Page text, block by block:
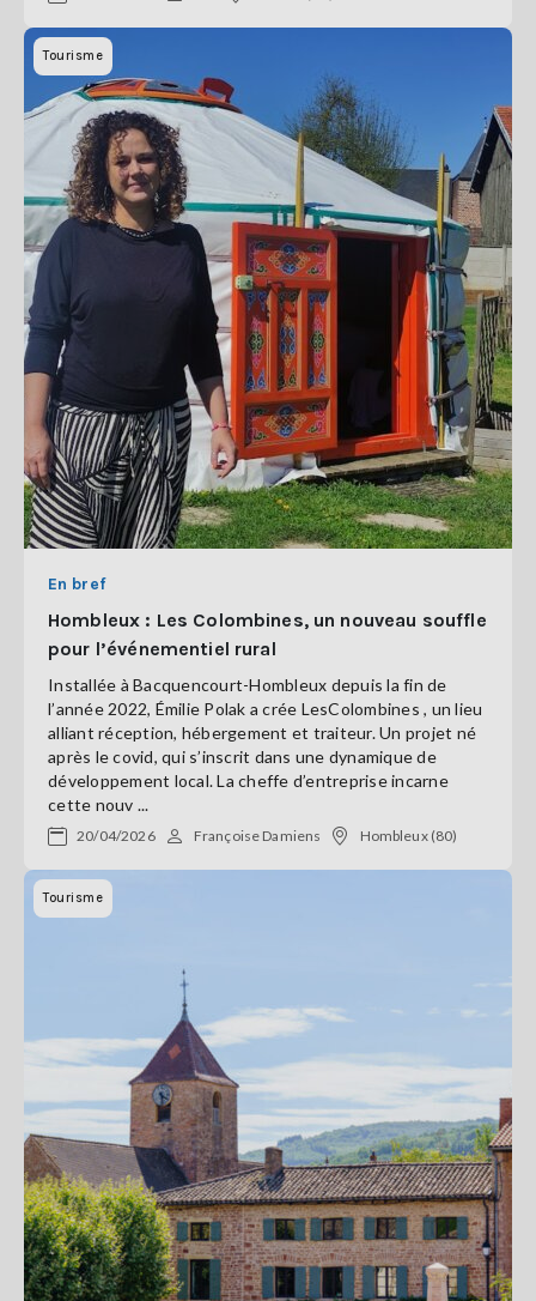
Tourisme
En bref
Hombleux : Les Colombines, un nouveau souffle
pour l’événementiel rural
Installée à Bacquencourt-Hombleux depuis la fin de
l’année 2022, Émilie Polak a crée LesColombines , un lieu
alliant réception, hébergement et traiteur. Un projet né
après le covid, qui s’inscrit dans une dynamique de
développement local. La cheffe d’entreprise incarne
cette nouv ...
20/04/2026 Françoise Damiens Hombleux (80)
Tourisme